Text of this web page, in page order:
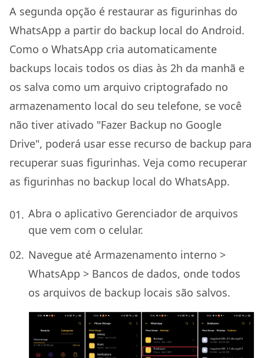
A segunda opção é restaurar as figurinhas do
WhatsApp a partir do backup local do Android.
Como o WhatsApp cria automaticamente
backups locais todos os dias às 2h da manhã e
os salva como um arquivo criptografado no
armazenamento local do seu telefone, se você
não tiver ativado "Fazer Backup no Google
Drive", poderá usar esse recurso de backup para
recuperar suas figurinhas. Veja como recuperar
as figurinhas no backup local do WhatsApp.
Abra o aplicativo Gerenciador de arquivos
que vem com o celular.
Navegue até Armazenamento interno >
WhatsApp > Bancos de dados, onde todos
os arquivos de backup locais são salvos.